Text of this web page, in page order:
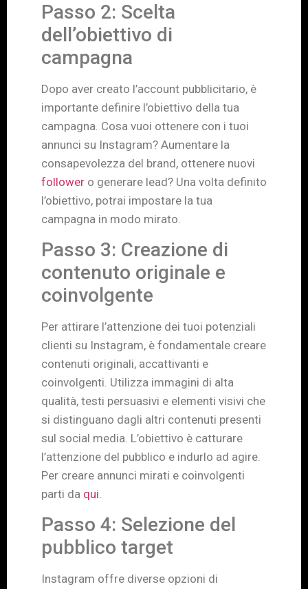
Passo 2: Scelta
dell’obiettivo di
campagna
Dopo aver creato l’account pubblicitario, è
importante definire l’obiettivo della tua
campagna. Cosa vuoi ottenere con i tuoi
annunci su Instagram? Aumentare la
consapevolezza del brand, ottenere nuovi
follower o generare lead? Una volta definito
l’obiettivo, potrai impostare la tua
campagna in modo mirato.
Passo 3: Creazione di
contenuto originale e
coinvolgente
Per attirare l’attenzione dei tuoi potenziali
clienti su Instagram, è fondamentale creare
contenuti originali, accattivanti e
coinvolgenti. Utilizza immagini di alta
qualità, testi persuasivi e elementi visivi che
si distinguano dagli altri contenuti presenti
sul social media. L’obiettivo è catturare
l’attenzione del pubblico e indurlo ad agire.
Per creare annunci mirati e coinvolgenti
parti da qui.
Passo 4: Selezione del
pubblico target
Instagram offre diverse opzioni di